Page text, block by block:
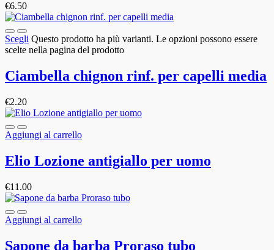
€6.50
Scegli Questo prodotto ha più varianti. Le opzioni possono essere
scelte nella pagina del prodotto
Ciambella chignon rinf. per capelli media
€2.20
Aggiungi al carrello
Elio Lozione antigiallo per uomo
€11.00
Aggiungi al carrello
Sapone da barba Proraso tubo